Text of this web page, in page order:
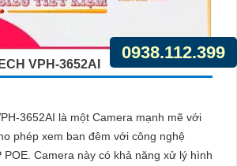
VPH-3652AI
3652AI là một Camera mạnh mẽ với
phép xem ban đêm với công nghệ
xử lý hình
0938.112.399